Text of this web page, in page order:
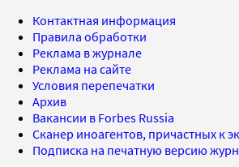
Контактная информация
Правила обработки
Реклама в журнале
Реклама на сайте
Условия перепечатки
Архив
Вакансии в Forbes Russia
Сканер иноагентов, причастных к
Подписка на печатную версию